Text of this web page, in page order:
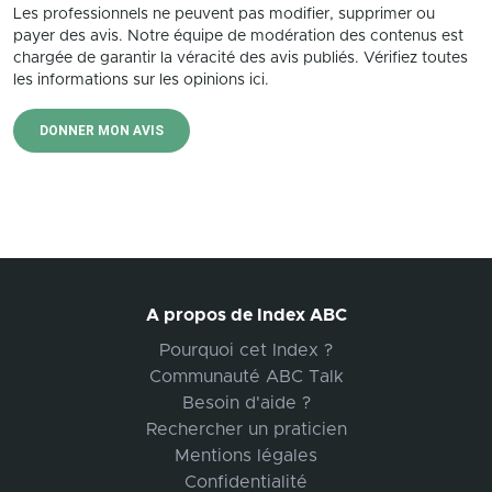
Les professionnels ne peuvent pas modifier, supprimer ou
payer des avis. Notre équipe de modération des contenus est
chargée de garantir la véracité des avis publiés. Vérifiez toutes
les informations sur les opinions ici.
DONNER MON AVIS
A propos de Index ABC
Pourquoi cet Index ?
Communauté ABC Talk
Besoin d'aide ?
Rechercher un praticien
Mentions légales
Confidentialité